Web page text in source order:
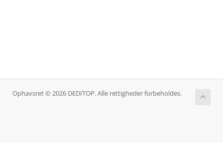
Ophavsret © 2026 DEDITOP. Alle rettigheder forbeholdes.